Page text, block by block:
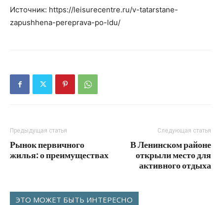
Источник: https://leisurecentre.ru/v-tatarstane-
zapushhena-pereprava-po-ldu/
Предыдущая статья
Рынок первичного
жилья: о преимуществах
Следующая статья
В Ленинском районе
открыли место для
активного отдыха
ЭТО МОЖЕТ БЫТЬ ИНТЕРЕСНО